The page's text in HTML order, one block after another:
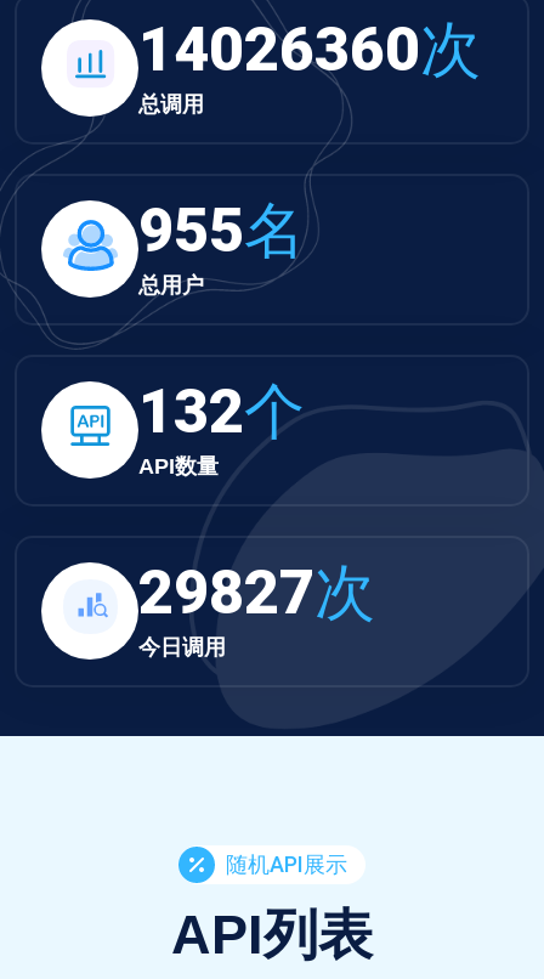
14026360次
总调用
955名
总用户
132个
API数量
29827次
今日调用
随机API展示
API列表